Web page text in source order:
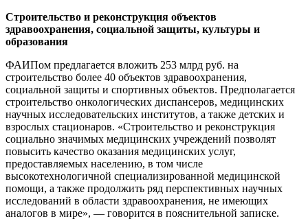
Строительство и реконструкция объектов
здравоохранения, социальной защиты, культуры и
образования
ФАИПом предлагается вложить 253 млрд руб. на
строительство более 40 объектов здравоохранения,
социальной защиты и спортивных объектов. Предполагается
строительство онкологических диспансеров, медицинских
научных исследовательских институтов, а также детских и
взрослых стационаров. «Строительство и реконструкция
социально значимых медицинских учреждений позволят
повысить качество оказания медицинских услуг,
предоставляемых населению, в том числе
высокотехнологичной специализированной медицинской
помощи, а также продолжить ряд перспективных научных
исследований в области здравоохранения, не имеющих
аналогов в мире», — говорится в пояснительной записке.